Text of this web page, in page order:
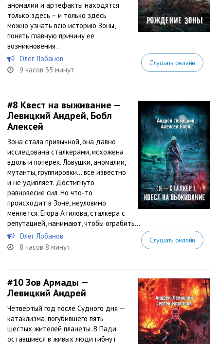
аномалии и артефакты находятся
только здесь – и только здесь
можно узнать всю историю Зоны,
понять главную причину ее
возникновения...
Олег Лобанов
9 часов 35 минут
Слушать онлайн
#8 Квест на выживание —
Левицкий Андрей, Бобл
Алексей
Зона стала привычной, она давно
исследована сталкерами, исхожена
вдоль и поперек. Ловушки, аномалии,
мутанты, группировки… все известно
и не удивляет. Достигнуто
равновесие сил. Но что-то
происходит в Зоне, неуловимо
меняется. Егора Атилова, сталкера с
репутацией, нанимают, чтобы ограбить...
Олег Лобанов
8 часов 8 минут
Слушать онлайн
#10Зов Армады —
Левицкий Андрей
Четвертый год после Судного дня —
катаклизма, погубившего пять
шестых жителей планеты. В Пади
оставшиеся в живых люди гибнут